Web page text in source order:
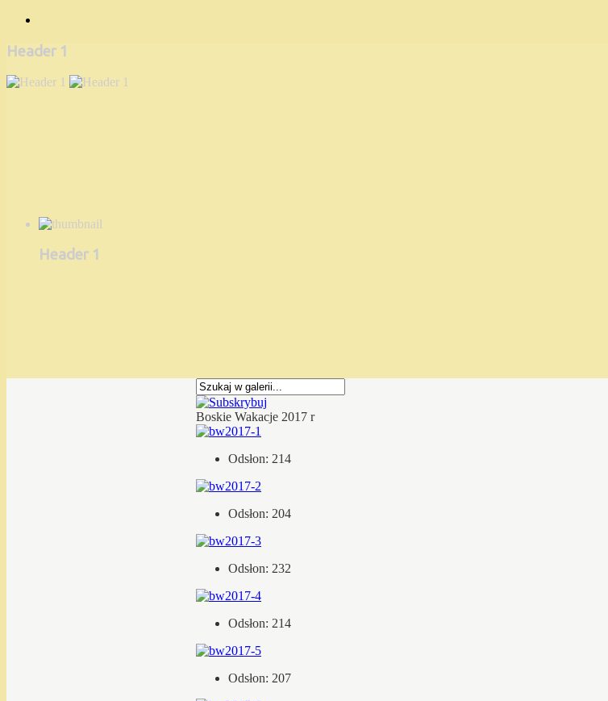
Header 1
Header 1
Boskie Wakacje 2017 r
Odsłon: 214
Odsłon: 204
Odsłon: 232
Odsłon: 214
Odsłon: 207